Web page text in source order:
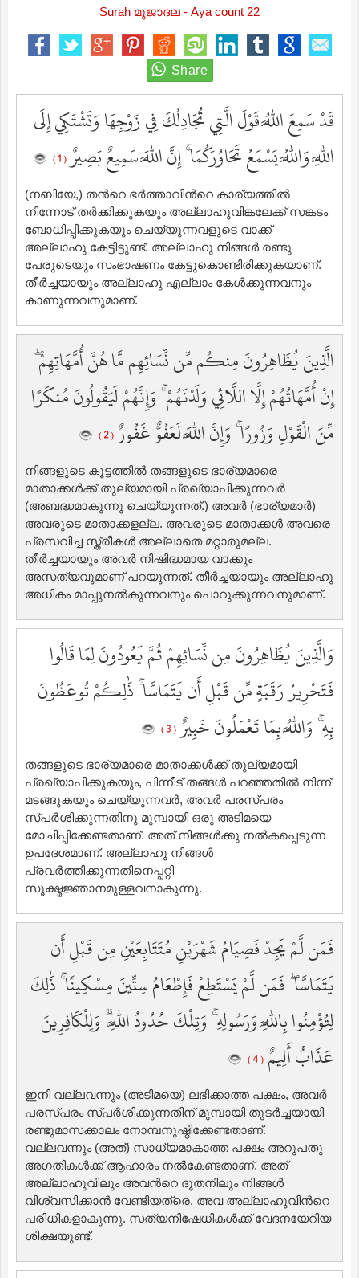
Surah മുജാദല - Aya count 22
قَدْ سَمِعَ اللَّهُ قَوْلَ الَّتِي تُجَادِلُكَ فِي زَوْجِهَا وَتَشْتَكِي إِلَى
اللَّهِ وَاللَّهُ يَسْمَعُ تَحَاوُرَكُمَا ۚ إِنَّ اللَّهَ سَمِيعٌ بَصِيرٌ( 1 )
(നബിയേ,) തന്‍റെ ഭര്‍ത്താവിന്‍റെ കാര്യത്തില്‍
നിന്നോട് തര്‍ക്കിക്കുകയും അല്ലാഹുവിങ്കലേക്ക് സങ്കടം
ബോധിപ്പിക്കുകയും ചെയ്യുന്നവളുടെ വാക്ക്
അല്ലാഹു കേട്ടിട്ടുണ്ട്‌. അല്ലാഹു നിങ്ങള്‍ രണ്ടു
പേരുടെയും സംഭാഷണം കേട്ടുകൊണ്ടിരിക്കുകയാണ്‌.
തീര്‍ച്ചയായും അല്ലാഹു എല്ലാം കേള്‍ക്കുന്നവനും
കാണുന്നവനുമാണ്‌.
الَّذِينَ يُظَاهِرُونَ مِنكُم مِّن نِّسَائِهِم مَّا هُنَّ أُمَّهَاتِهِمْ ۖ
إِنْ أُمَّهَاتُهُمْ إِلَّا اللَّائِي وَلَدْنَهُمْ ۚ وَإِنَّهُمْ لَيَقُولُونَ مُنكَرًا
مِّنَ الْقَوْلِ وَزُورًا ۚ وَإِنَّ اللَّهَ لَعَفُوٌّ غَفُورٌ( 2 )
നിങ്ങളുടെ കൂട്ടത്തില്‍ തങ്ങളുടെ ഭാര്യമാരെ
മാതാക്കള്‍ക്ക് തുല്യമായി പ്രഖ്യാപിക്കുന്നവര്‍
(അബദ്ധമാകുന്നു ചെയ്യുന്നത്‌.) അവര്‍ (ഭാര്യമാര്‍)
അവരുടെ മാതാക്കളല്ല. അവരുടെ മാതാക്കള്‍ അവരെ
പ്രസവിച്ച സ്ത്രീകള്‍ അല്ലാതെ മറ്റാരുമല്ല.
തീര്‍ച്ചയായും അവര്‍ നിഷിദ്ധമായ വാക്കും
അസത്യവുമാണ് പറയുന്നത്‌. തീര്‍ച്ചയായും അല്ലാഹു
അധികം മാപ്പുനല്‍കുന്നവനും പൊറുക്കുന്നവനുമാണ്‌.
وَالَّذِينَ يُظَاهِرُونَ مِن نِّسَائِهِمْ ثُمَّ يَعُودُونَ لِمَا قَالُوا
فَتَحْرِيرُ رَقَبَةٍ مِّن قَبْلِ أَن يَتَمَاسَّا ۚ ذَٰلِكُمْ تُوعَظُونَ
بِهِ ۚ وَاللَّهُ بِمَا تَعْمَلُونَ خَبِيرٌ( 3 )
തങ്ങളുടെ ഭാര്യമാരെ മാതാക്കള്‍ക്ക് തുല്യമായി
പ്രഖ്യാപിക്കുകയും, പിന്നീട് തങ്ങള്‍ പറഞ്ഞതില്‍ നിന്ന്
മടങ്ങുകയും ചെയ്യുന്നവര്‍, അവര്‍ പരസ്പരം
സ്പര്‍ശിക്കുന്നതിനു മുമ്പായി ഒരു അടിമയെ
മോചിപ്പിക്കേണ്ടതാണ്‌. അത് നിങ്ങള്‍ക്കു നല്‍കപ്പെടുന്ന
ഉപദേശമാണ്‌. അല്ലാഹു നിങ്ങള്‍
പ്രവര്‍ത്തിക്കുന്നതിനെപ്പറ്റി
സൂക്ഷ്മജ്ഞാനമുള്ളവനാകുന്നു.
فَمَن لَّمْ يَجِدْ فَصِيَامُ شَهْرَيْنِ مُتَتَابِعَيْنِ مِن قَبْلِ أَن
يَتَمَاسَّا ۖ فَمَن لَّمْ يَسْتَطِعْ فَإِطْعَامُ سِتِّينَ مِسْكِينًا ۚ ذَٰلِكَ
لِتُؤْمِنُوا بِاللَّهِ وَرَسُولِهِ ۚ وَتِلْكَ حُدُودُ اللَّهِ ۗ وَلِلْكَافِرِينَ
عَذَابٌ أَلِيمٌ ( 4 )
ഇനി വല്ലവന്നും (അടിമയെ) ലഭിക്കാത്ത പക്ഷം, അവര്‍
പരസ്പരം സ്പര്‍ശിക്കുന്നതിന് മുമ്പായി തുടര്‍ച്ചയായി
രണ്ടുമാസക്കാലം നോമ്പനുഷ്ഠിക്കേണ്ടതാണ്‌.
വല്ലവന്നും (അത്‌) സാധ്യമാകാത്ത പക്ഷം അറുപതു
അഗതികള്‍ക്ക് ആഹാരം നല്‍കേണ്ടതാണ്‌. അത്
അല്ലാഹുവിലും അവന്‍റെ ദൂതനിലും നിങ്ങള്‍
വിശ്വസിക്കാന്‍ വേണ്ടിയത്രെ. അവ അല്ലാഹുവിന്‍റെ
പരിധികളാകുന്നു. സത്യനിഷേധികള്‍ക്ക് വേദനയേറിയ
ശിക്ഷയുണ്ട്‌.